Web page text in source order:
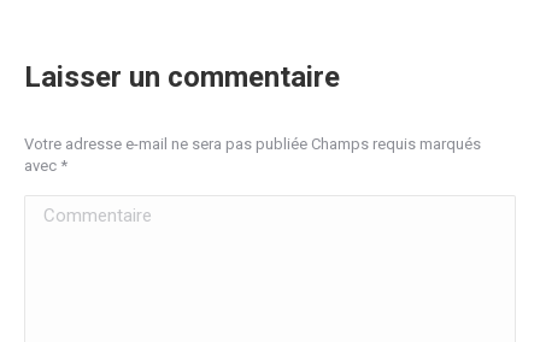
Laisser un commentaire
Votre adresse e-mail ne sera pas publiée Champs requis marqués
avec *
Commentaire